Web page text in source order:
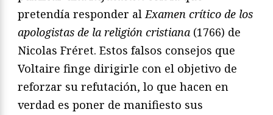
pretendía responder alExamen crítico de los
apologistas de la religión cristiana (1766) de
Nicolas Fréret. Estos falsos consejos que
Voltaire finge dirigirle con el objetivo de
reforzar su refutación, lo que hacen en
verdad es poner de manifiesto sus